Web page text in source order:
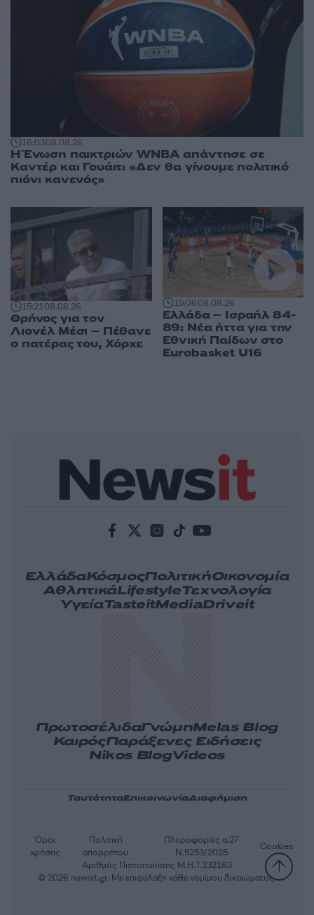
16:0308.08.26
Η Ένωση παικτριών WNBA απάντησε σε
Καντέρ και Γουάιτ: «Δεν θα γίνουμε πολιτικό
πιόνι κανενός»
15:2108.08.26
Θρήνος για τον
Λιονέλ Μέσι – Πέθανε
ο πατέρας του, Χόρχε
15:0608.08.26
Ελλάδα – Ισραήλ 84-
89: Νέα ήττα για την
Εθνική Παίδων στο
Eurobasket U16
ΕλλάδαΚόσμοςΠολιτικήΟικονομία
ΑθλητικάLifestyleΤεχνολογία
ΥγείαTasteitMediaDriveit
ΠρωτοσέλιδαΓνώμηMelas Blog
ΚαιρόςΠαράξενες Ειδήσεις
Nikos BlogVideos
ΤαυτότηταΕπικοινωνίαΔιαφήμιση
Αριθμός Πιστοποίησης Μ.Η.Τ.232163
Όροι
χρήσης
Πολιτική
απορρήτου
Πληροφορίες α.27
Ν.5253/2025
Cookies
© 2026 newsit.gr. Με επιφύλαξη κάθε νομίμου δικαιώματος.